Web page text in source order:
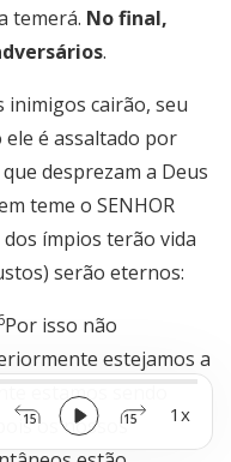
temerá. No final,
.
inimigos cairão, seu
é assaltado por
desprezam a Deus
teme o SENHOR
ímpios terão vida
serão eternos:
Por isso não
estejamos a
estamos sendo
pois os nossos
15 15 1x